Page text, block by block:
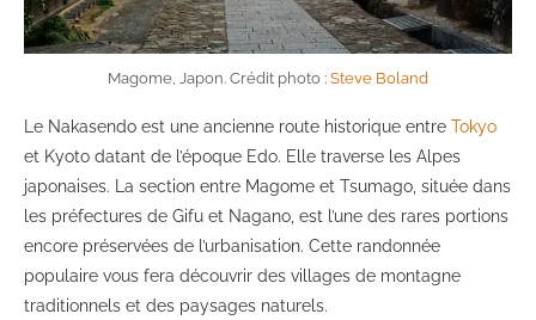
Magome, Japon. Crédit photo : Steve Boland
Le Nakasendo est une ancienne route historique entre Tokyo
et Kyoto datant de l’époque Edo. Elle traverse les Alpes
japonaises. La section entre Magome et Tsumago, située dans
les préfectures de Gifu et Nagano, est l’une des rares portions
encore préservées de l’urbanisation. Cette randonnée
populaire vous fera découvrir des villages de montagne
traditionnels et des paysages naturels.